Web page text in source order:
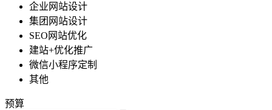
企业网站设计
集团网站设计
SEO网站优化
建站+优化推广
微信小程序定制
其他
预算